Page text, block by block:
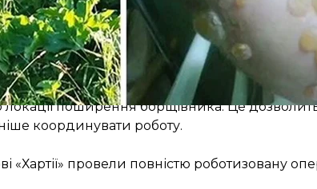
яка допоможе знищувати борщівник без
долучилася до співфінансування
над створенням мобільного застосунку,
поширення борщівника. Це
координувати роботу.
«Хартії» провели повністю роботизовану